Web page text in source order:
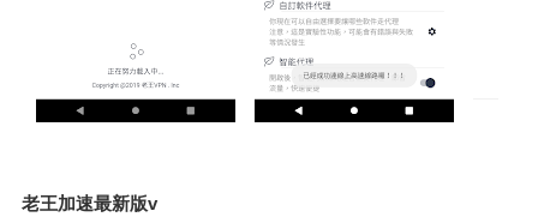
老王加速最新版v